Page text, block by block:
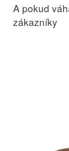
A pokud
zákazníky